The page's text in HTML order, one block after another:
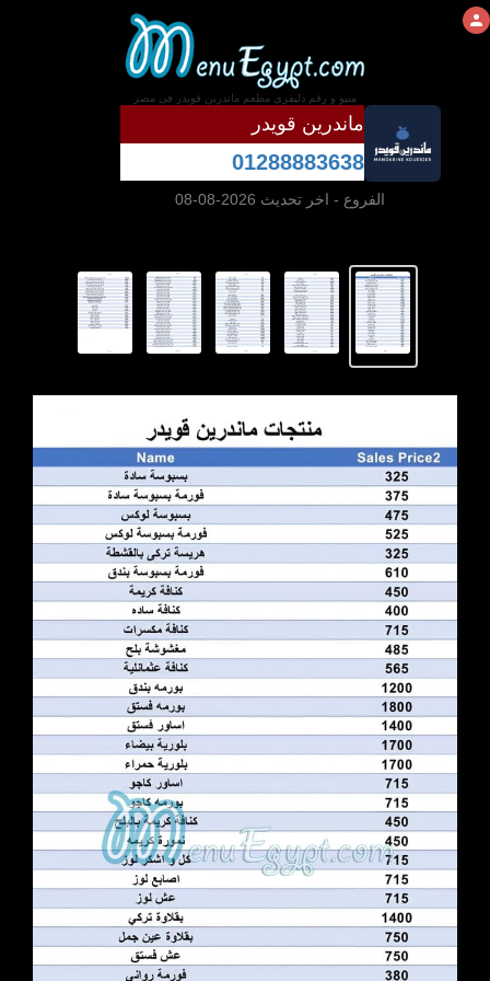
منيو و رقم دليفرى مطعم ماندرين قويدر فى مصر
ماندرين قويدر
01288883638
الفروع - اخر تحديث 2026-08-08